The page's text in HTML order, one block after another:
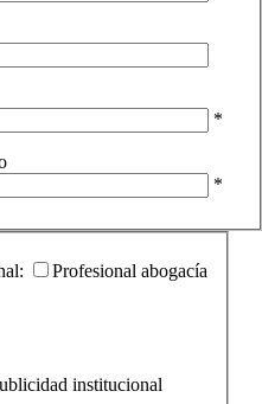
*
*
Profesional abogacía
institucional